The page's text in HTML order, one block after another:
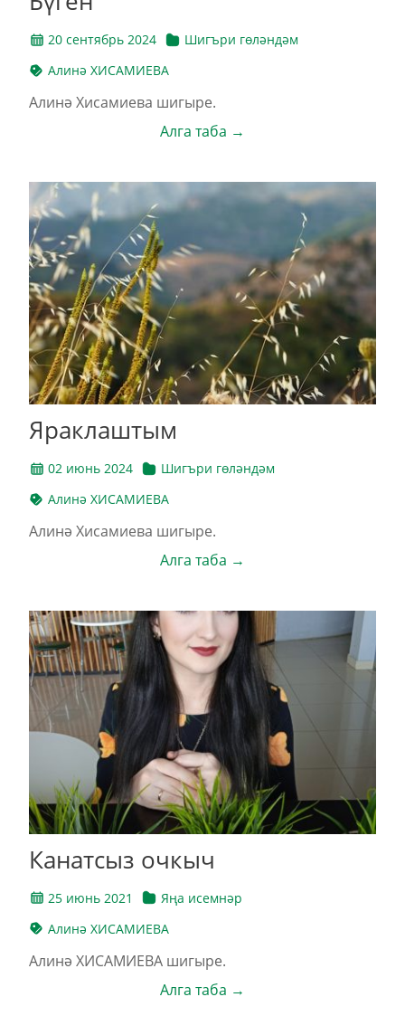
20 сентябрь 2024
Шигъри гөләндәм
Алинә ХИСАМИЕВА
Алинә Хисамиева шигыре.
Алга таба →
Яраклаштым
02 июнь 2024
Шигъри гөләндәм
Алинә ХИСАМИЕВА
Алинә Хисамиева шигыре.
Алга таба →
Канатсыз очкыч
25 июнь 2021
Яңа исемнәр
Алинә ХИСАМИЕВА
Алинә ХИСАМИЕВА шигыре.
Алга таба →